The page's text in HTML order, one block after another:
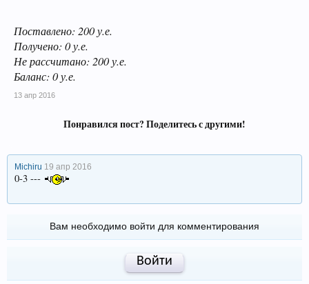
Поставлено: 200 у.е.
Получено: 0 у.е.
Не рассчитано: 200 у.е.
Баланс: 0 у.е.
13 апр 2016
Понравился пост? Поделитесь с другими!
Michiru 19 апр 2016
0-3 ---
Вам необходимо войти для комментирования
Войти